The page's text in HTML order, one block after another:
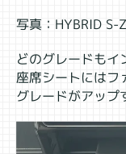
写真：HYBRID S-Z
どのグレードもイ
座席シートにはフ
グレードがアップ